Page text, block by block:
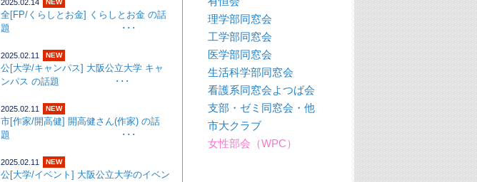
2025.02.14 NEW
全[FP/くらしとお金] くらしとお金 の話
題 ･･･
2025.02.11 NEW
公[大学/キャンパス] 大阪公立大学 キャ
ンパス の話題 ･･･
2025.02.11 NEW
市[作家/開高健] 開高健さん(作家) の話
題 ･･･
2025.02.11 NEW
公[大学/イベント] 大阪公立大学のイベン
理学部同窓会
工学部同窓会
医学部同窓会
生活科学部同窓会
看護系同窓会よつば会
支部・ゼミ同窓会・他
市大クラブ
女性部会（WPC）